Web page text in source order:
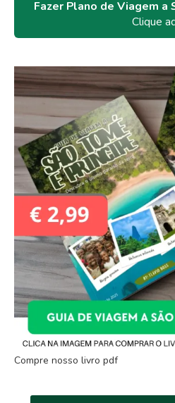
Fazer Plano de Viagem a
Clique
Compre nosso livro pdf